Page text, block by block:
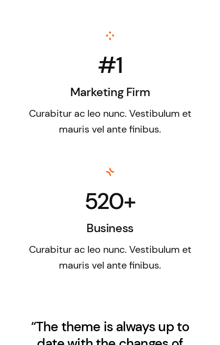
#1
Marketing Firm
Curabitur ac leo nunc. Vestibulum et
mauris vel ante finibus.
520+
Business
Curabitur ac leo nunc. Vestibulum et
mauris vel ante finibus.
“The theme is always up to